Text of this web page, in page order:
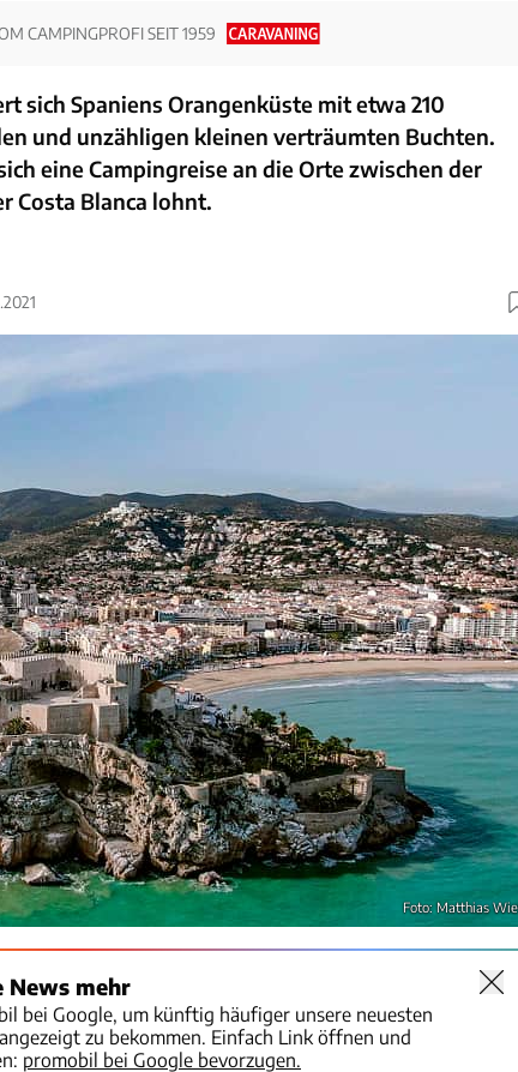
CAMPINGPROFI SEIT 1959
sich Spaniens Orangenküste mit etwa 210
und unzähligen kleinen verträumten Buchten.
eine Campingreise an die Orte zwischen der
Costa Blanca lohnt.
Foto: Matthias
News mehr
bei Google, um künftig häufiger unsere neuesten
zu bekommen. Einfach Link öffnen und
promobil bei Google bevorzugen.